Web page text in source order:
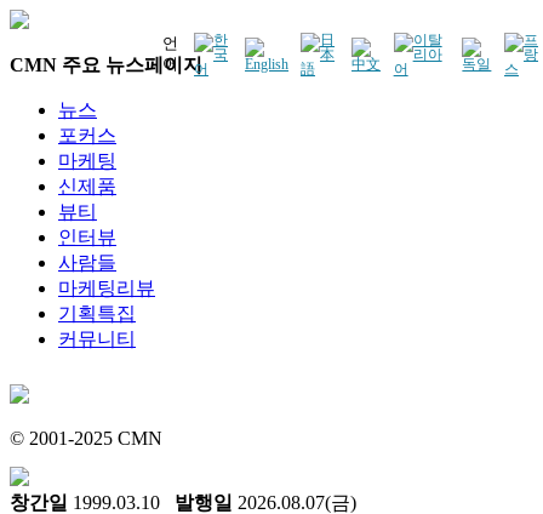
언
어
CMN 주요 뉴스페이지
뉴스
포커스
마케팅
신제품
뷰티
인터뷰
사람들
마케팅리뷰
기획특집
커뮤니티
© 2001-2025 CMN
창간일 1999.03.10 발행일 2026.08.07(금)